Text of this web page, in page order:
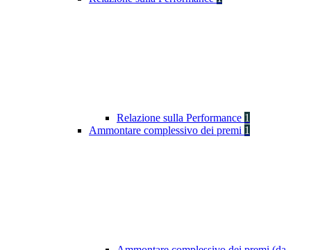
Relazione sulla Performance 1
Ammontare complessivo dei premi 1